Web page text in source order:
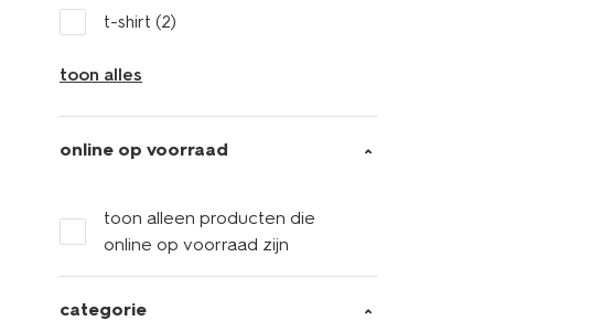
t-shirt (2)
toon alles
online op voorraad
toon alleen producten die
online op voorraad zijn
categorie